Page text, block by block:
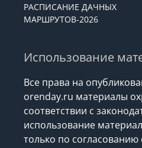
РАСПИСАНИЕ ДАЧНЫХ
МАРШРУТОВ-2026
Использование
Все права на
orenday.ru материалы
соответствии с
использование
только по согласованию